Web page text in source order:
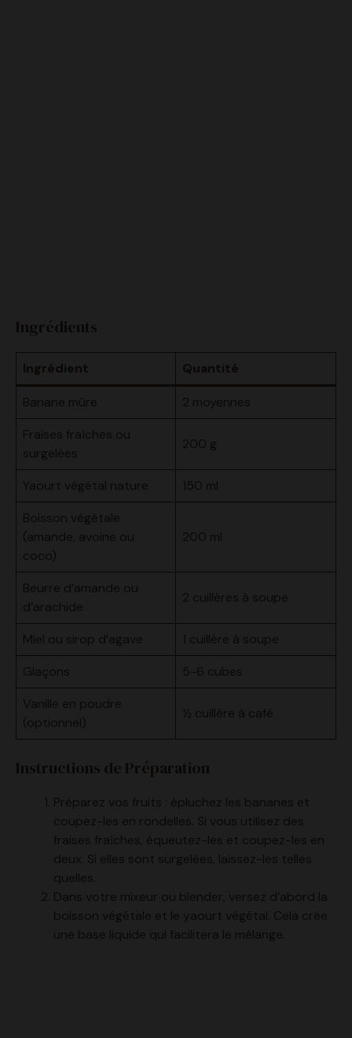
Ingrédients
Ingrédient Quantité
Banane mûre
2 moyennes
Fraises fraîches ou
surgelées
200 g
Yaourt végétal nature
150 ml
Boisson végétale
(amande, avoine ou
coco)
200 ml
Beurre d’amande ou
d’arachide
2 cuillères à soupe
Miel ou sirop d’agave
1 cuillère à soupe
Glaçons
5-6 cubes
Vanille en poudre
(optionnel)
½ cuillère à café
Instructions de Préparation
Préparez vos fruits : épluchez les bananes et
coupez-les en rondelles. Si vous utilisez des
fraises fraîches, équeutez-les et coupez-les en
deux. Si elles sont surgelées, laissez-les telles
quelles.
Dans votre mixeur ou blender, versez d’abord la
boisson végétale et le yaourt végétal. Cela crée
une base liquide qui facilitera le mélange.